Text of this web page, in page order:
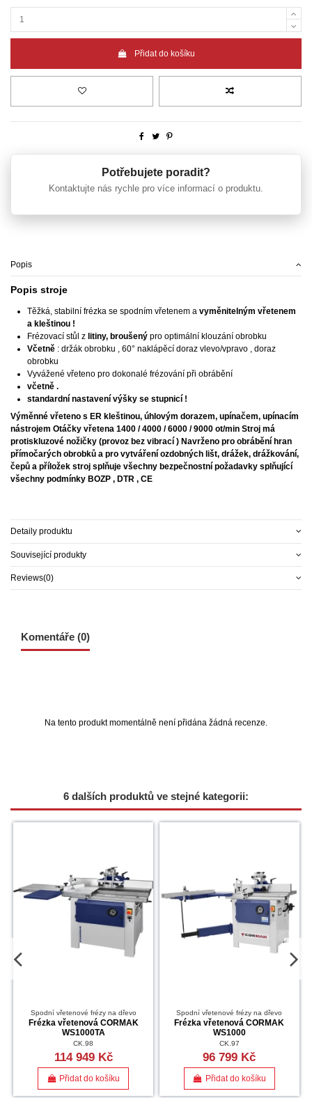
Přidat do košíku
Potřebujete poradit?
Kontaktujte nás rychle pro více informací o produktu.
Popis
Popis stroje
Těžká, stabilní frézka se spodním vřetenem a vyměnitelným vřetenem
a kleštinou !
Frézovací stůl z litiny, broušený pro optimální klouzání obrobku
Včetně : držák obrobku , 60° naklápěcí doraz vlevo/vpravo , doraz
obrobku
Vyvážené vřeteno pro dokonalé frézování při obrábění
včetně .
standardní nastavení výšky se stupnicí !
Výměnné vřeteno s ER kleštinou, úhlovým dorazem, upínačem, upínacím
nástrojem Otáčky vřetena 1400 / 4000 / 6000 / 9000 ot/min Stroj má
protiskluzové nožičky (provoz bez vibrací ) Navrženo pro obrábění hran
přímočarých obrobků a pro vytváření ozdobných lišt, drážek, drážkování,
čepů a příložek stroj splňuje všechny bezpečnostní požadavky splňující
všechny podmínky BOZP , DTR , CE
Detaily produktu
Související produkty
Reviews(0)
Komentáře (0)
Na tento produkt momentálně není přidána žádná recenze.
6 dalších produktů ve stejné kategorii:
Spodní vřetenové frézy na dřevo
Frézka vřetenová CORMAK
WS1000TA
CK.98
114 949 Kč
Přidat do košíku
Spodní vřetenové frézy na dřevo
Frézka vřetenová CORMAK
WS1000
CK.97
96 799 Kč
Přidat do košíku